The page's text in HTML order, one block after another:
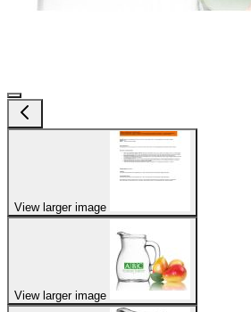
View larger image
View larger image